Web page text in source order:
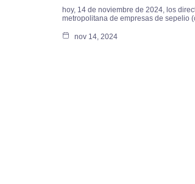
hoy, 14 de noviembre de 2024, los
metropolitana de empresas de sepelio
nov 14, 2024